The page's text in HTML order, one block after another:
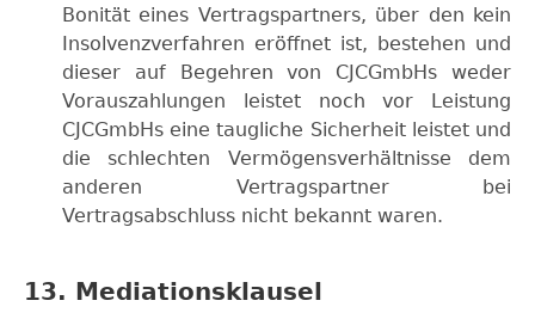
Bonität eines Vertragspartners, über den kein
Insolvenzverfahren eröffnet ist, bestehen und
dieser auf Begehren von CJCGmbHs weder
Vorauszahlungen leistet noch vor Leistung
CJCGmbHs eine taugliche Sicherheit leistet und
die schlechten Vermögensverhältnisse dem
anderen Vertragspartner bei
Vertragsabschluss nicht bekannt waren.
13. Mediationsklausel